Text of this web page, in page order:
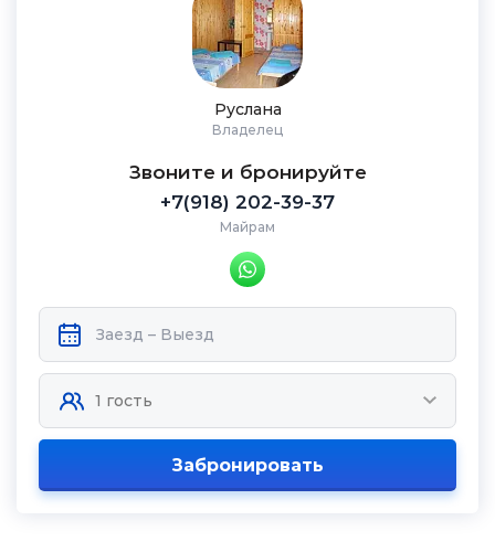
Руслана
Владелец
Звоните и бронируйте
+7(918) 202-39-37
Майрам
Забронировать